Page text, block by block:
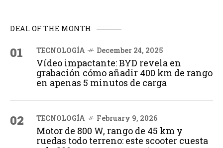
DEAL OF THE MONTH
01 TECNOLOGÍA December 24, 2025
Vídeo impactante: BYD revela en
grabación cómo añadir 400 km de rango
en apenas 5 minutos de carga
02 TECNOLOGÍA February 9, 2026
Motor de 800 W, rango de 45 km y
ruedas todo terreno: este scooter cuesta